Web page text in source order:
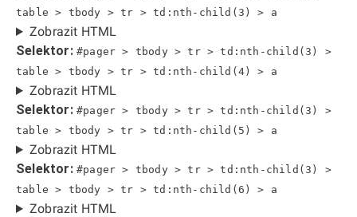
table > tbody > tr > td:nth-child(3) > a
Zobrazit HTML
Selektor: #pager > tbody > tr > td:nth-child(3) >
table > tbody > tr > td:nth-child(4) > a
Zobrazit HTML
Selektor: #pager > tbody > tr > td:nth-child(3) >
table > tbody > tr > td:nth-child(5) > a
Zobrazit HTML
Selektor: #pager > tbody > tr > td:nth-child(3) >
table > tbody > tr > td:nth-child(6) > a
Zobrazit HTML